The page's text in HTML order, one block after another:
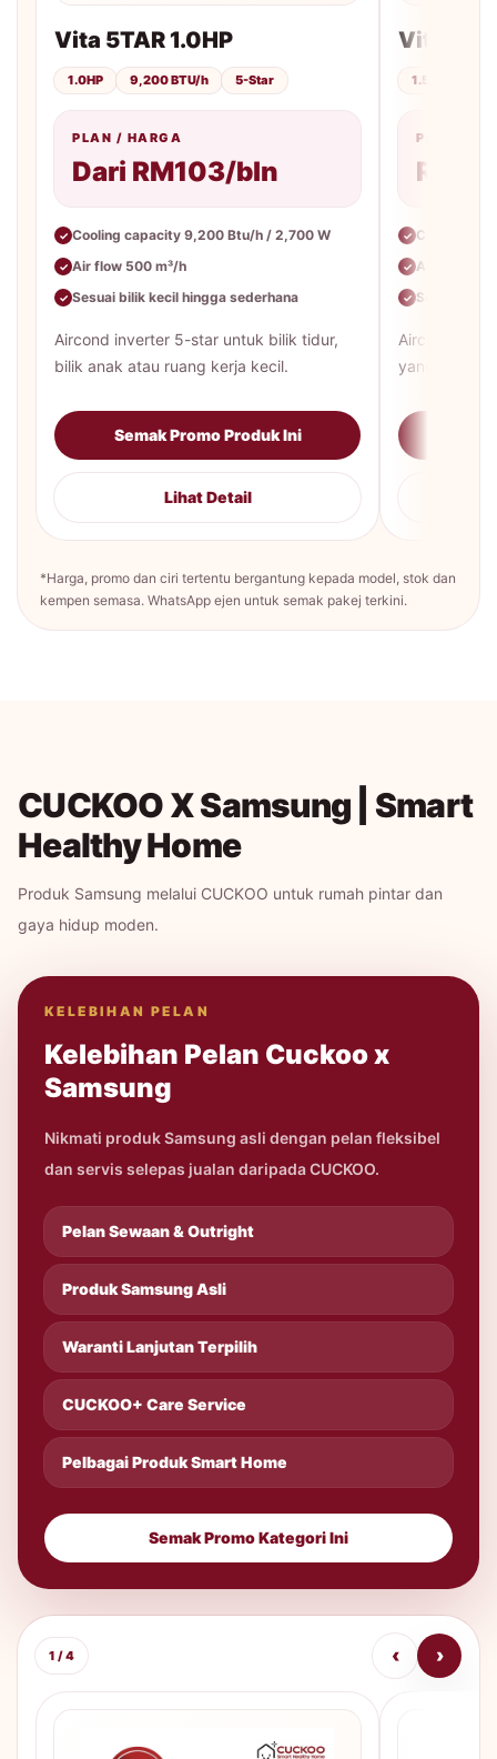
Vita 5TAR 1.0HP
1.0HP 9,200 BTU/h 5-Star
PLAN / HARGA
Dari RM103/bln
✓ Cooling capacity 9,200 Btu/h / 2,700 W
✓ Air flow 500 m³/h
✓ Sesuai bilik kecil hingga sederhana
Aircond inverter 5-star untuk bilik tidur,
bilik anak atau ruang kerja kecil.
Semak Promo Produk Ini
Lihat Detail
Vita
1.5HP
PLAN /
✓ Cooling
✓ Air flow 650
✓ Sesuai bilik
Aircond
yang lebih
*Harga, promo dan ciri tertentu bergantung kepada model, stok dan
kempen semasa. WhatsApp ejen untuk semak pakej terkini.
CUCKOO X Samsung | Smart
Healthy Home
Produk Samsung melalui CUCKOO untuk rumah pintar dan
gaya hidup moden.
KELEBIHAN PELAN
Kelebihan Pelan Cuckoo x
Samsung
Nikmati produk Samsung asli dengan pelan fleksibel
dan servis selepas jualan daripada CUCKOO.
Pelan Sewaan & Outright
Produk Samsung Asli
Waranti Lanjutan Terpilih
CUCKOO+ Care Service
Pelbagai Produk Smart Home
Semak Promo Kategori Ini
1 / 4 ‹ ›